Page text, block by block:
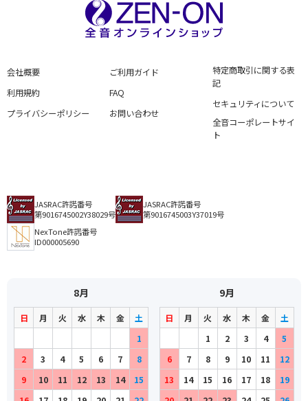
会社概要
利用規約
プライバシーポリシー
ご利用ガイド
FAQ
お問い合わせ
特定商取引に関する表
記
セキュリティについて
全音コーポレートサイ
ト
JASRAC許諾番号
第9016745002Y38029号
JASRAC許諾番号
第9016745003Y37019号
NexTone許諾番号
ID000005690
8月
日 月 火 水 木 金
土
1
2
3 4 5 6 7
8
9
10 11 12 13 14
15
9月
日 月 火 水 木 金
土
1
2 3 4
5
6
7 8 9 10 11
12
13
14 15 16 17 18
19